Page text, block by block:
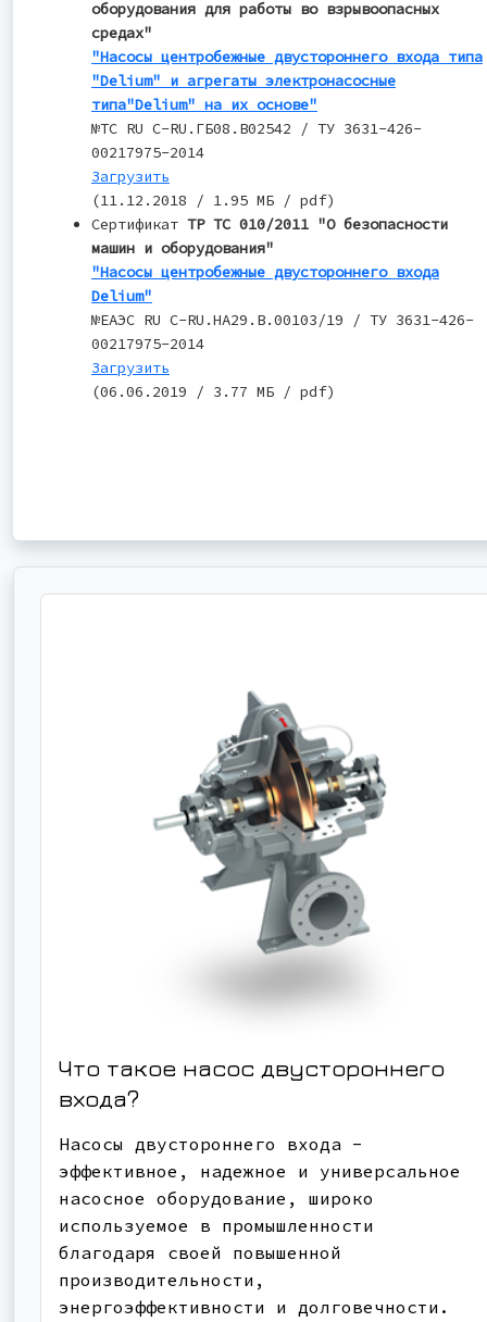
оборудования для работы во взрывоопасных
средах"
"Насосы центробежные двустороннего входа типа
"Delium" и агрегаты электронасосные
типа"Delium" на их основе"
№TC RU С-RU.ГБ08.В02542 / ТУ 3631-426-
00217975-2014
Загрузить
(11.12.2018 / 1.95 МБ / pdf)
Сертификат ТР ТС 010/2011 "О безопасности
машин и оборудования"
"Насосы центробежные двустороннего входа
Delium"
№ЕАЭС RU C-RU.НА29.В.00103/19 / ТУ 3631-426-
00217975-2014
Загрузить
(06.06.2019 / 3.77 МБ / pdf)
Что такое насос двустороннего
входа?
Насосы двустороннего входа -
эффективное, надежное и универсальное
насосное оборудование, широко
используемое в промышленности
благодаря своей повышенной
производительности,
энергоэффективности и долговечности.